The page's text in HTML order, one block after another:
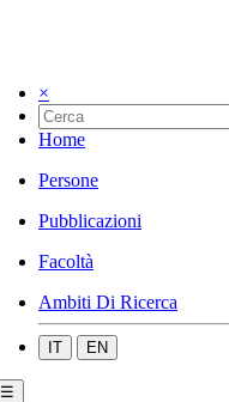
×
Home
Persone
Pubblicazioni
Facoltà
Ambiti Di Ricerca
IT EN
☰